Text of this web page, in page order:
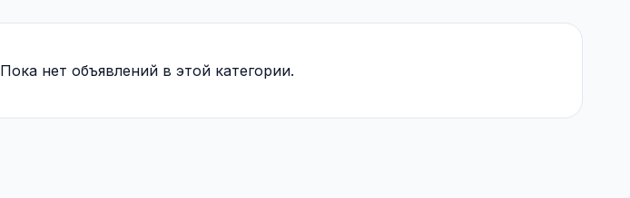
Пока нет объявлений в этой категории.